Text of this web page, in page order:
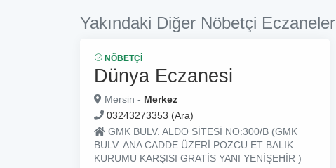
Yakındaki Diğer Nöbetçi Eczaneler
NÖBETÇI
Dünya Eczanesi
Mersin - Merkez
03243273353 (Ara)
GMK BULV. ALDO SİTESİ NO:300/B (GMK
BULV. ANA CADDE ÜZERİ POZCU ET BALIK
KURUMU KARŞISI GRATİS YANI YENİŞEHİR )